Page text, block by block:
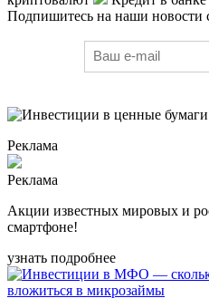
Подпишитесь на наши новости
Реклама
Реклама
Акции известных мировых и
смартфоне!
узнать подробнее